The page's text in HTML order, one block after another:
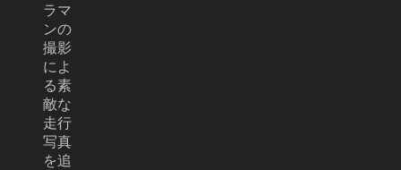
ラマ
ンの
撮影
によ
る素
敵な
走行
写真
を追